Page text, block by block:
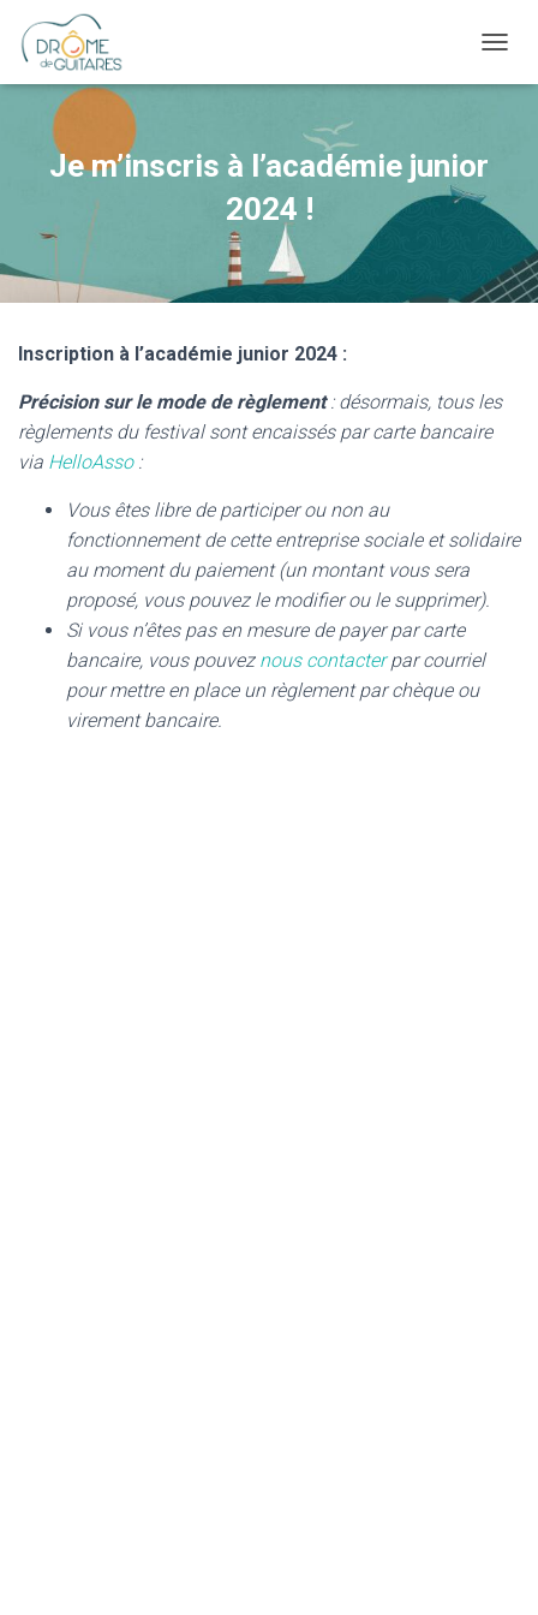
Je m’inscris à l’académie junior
2024 !
Inscription à l’académie junior 2024 :
Précision sur le mode de règlement: désormais, tous les
règlements du festival sont encaissés par carte bancaire
via HelloAsso:
Vous êtes libre de participer ou non au
fonctionnement de cette entreprise sociale et solidaire
au moment du paiement (un montant vous sera
proposé, vous pouvez le modifier ou le supprimer).
Si vous n’êtes pas en mesure de payer par carte
bancaire, vous pouvez nous contacterpar courriel
pour mettre en place un règlement par chèque ou
virement bancaire.